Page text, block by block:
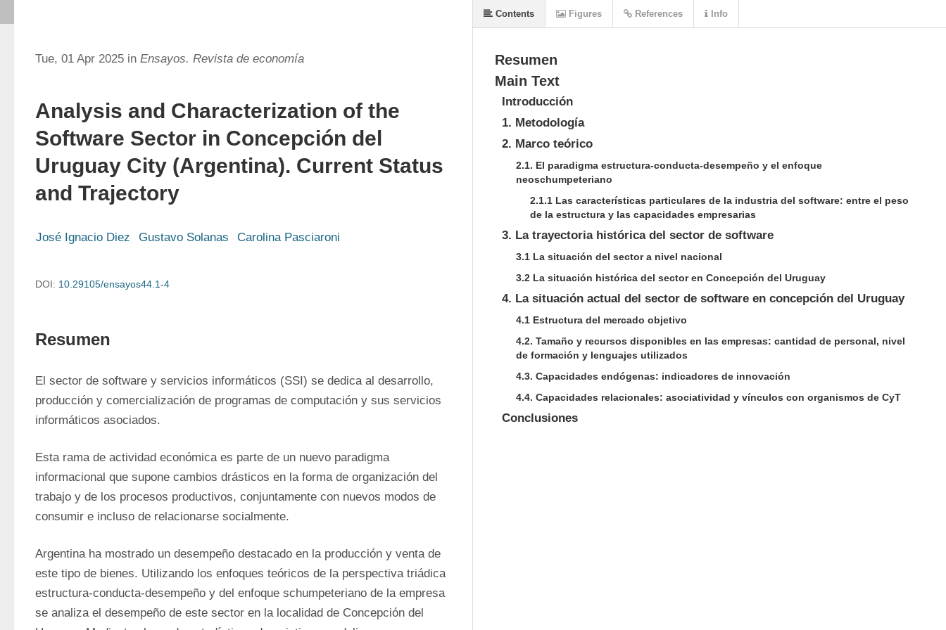
Tue, 01 Apr 2025 in Ensayos. Revista de economía
Analysis and Characterization of the
Software Sector in Concepción del
Uruguay City (Argentina). Current Status
and Trajectory
José Ignacio Diez Gustavo Solanas Carolina Pasciaroni
DOI: 10.29105/ensayos44.1-4
Resumen
El sector de software y servicios informáticos (SSI) se dedica al desarrollo,
producción y comercialización de programas de computación y sus servicios
informáticos asociados.
Esta rama de actividad económica es parte de un nuevo paradigma
informacional que supone cambios drásticos en la forma de organización del
trabajo y de los procesos productivos, conjuntamente con nuevos modos de
consumir e incluso de relacionarse socialmente.
Argentina ha mostrado un desempeño destacado en la producción y venta de
este tipo de bienes. Utilizando los enfoques teóricos de la perspectiva triádica
estructura-conducta-desempeño y del enfoque schumpeteriano de la empresa
se analiza el desempeño de este sector en la localidad de Concepción del
Resumen
Main Text
Introducción
1. Metodología
2. Marco teórico
2.1. El paradigma estructura-conducta-desempeño y el enfoque
neoschumpeteriano
2.1.1 Las características particulares de la industria del software: entre el peso
de la estructura y las capacidades empresarias
3. La trayectoria histórica del sector de software
3.1 La situación del sector a nivel nacional
3.2 La situación histórica del sector en Concepción del Uruguay
4. La situación actual del sector de software en concepción del Uruguay
4.1 Estructura del mercado objetivo
4.2. Tamaño y recursos disponibles en las empresas: cantidad de personal, nivel
de formación y lenguajes utilizados
4.3. Capacidades endógenas: indicadores de innovación
4.4. Capacidades relacionales: asociatividad y vínculos con organismos de CyT
Conclusiones
Contents Figures References Info